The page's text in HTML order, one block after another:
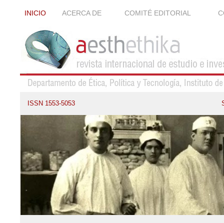
INICIO ACERCA DE COMITÉ EDITORIAL
ISSN 1553-5053